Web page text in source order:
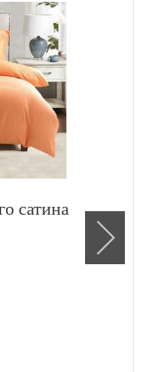
сатина